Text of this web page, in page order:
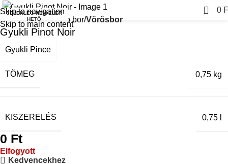
Skip to navigation
Skip to main content
0 0
JELENLEG NEM ELÉR
HETŐ
Kezdőlap Italok Bio bor Vörösbor
Gyukli Pinot Noir
Gyukli Pince
TÖMEG 0,75 kg
KISZERELÉS 0,75 l
0 Ft
Elfogyott
Kedvencekhez